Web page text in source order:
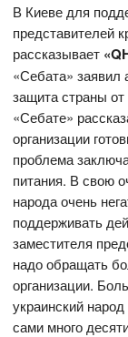
В Киеве для
представителей
рассказывает
«Себата» заявил
защита страны от
«Себате»
организации
проблема
питания. В свою
народа очень
поддерживать
заместителя
надо обращать
организации.
украинский
сами много